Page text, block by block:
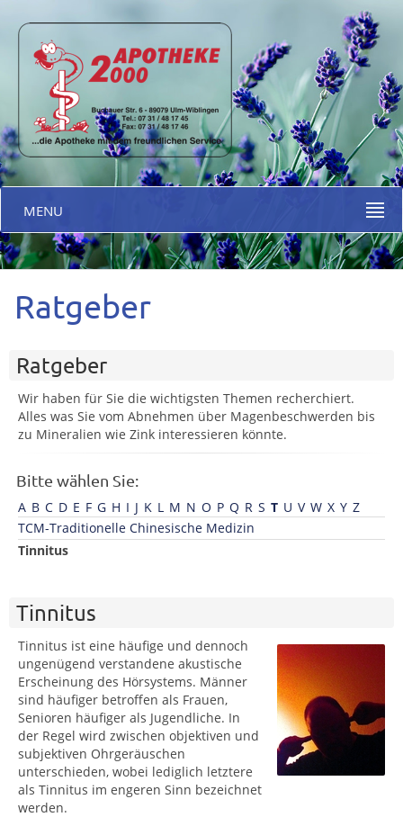
MENU
Ratgeber
Ratgeber
Wir haben für Sie die wichtigsten Themen recherchiert.
Alles was Sie vom Abnehmen über Magenbeschwerden bis
zu Mineralien wie Zink interessieren könnte.
Bitte wählen Sie:
A B C D E F G H I J K L M N O P Q R S T U V W X Y Z
TCM-Traditionelle Chinesische Medizin
Tinnitus
Tinnitus
Tinnitus ist eine häufige und dennoch
ungenügend verstandene akustische
Erscheinung des Hörsystems. Männer
sind häufiger betroffen als Frauen,
Senioren häufiger als Jugendliche. In
der Regel wird zwischen objektiven und
subjektiven Ohrgeräuschen
unterschieden, wobei lediglich letztere
als Tinnitus im engeren Sinn bezeichnet
werden.